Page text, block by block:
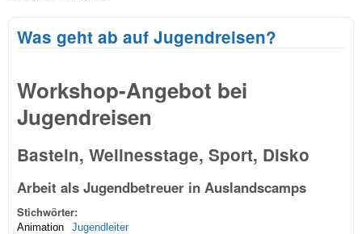
Was geht ab auf Jugendreisen?
Workshop-Angebot bei
Jugendreisen
Basteln, Wellnesstage, Sport, Disko
Arbeit als Jugendbetreuer in Auslandscamps
Stichwörter:
Animation Jugendleiter